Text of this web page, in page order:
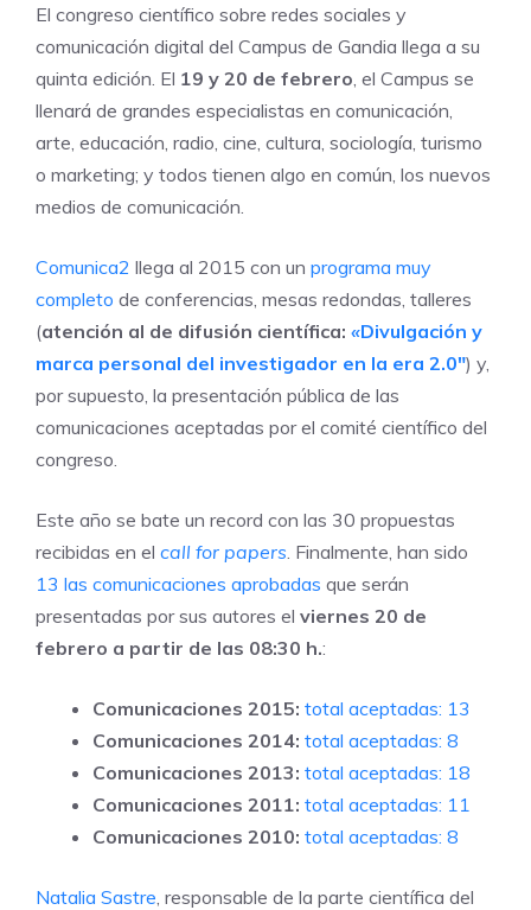
El congreso científico sobre redes sociales y
comunicación digital del Campus de Gandia llega a su
quinta edición. El 19 y 20 de febrero , el Campus se
llenará de grandes especialistas en comunicación,
arte, educación, radio, cine, cultura, sociología, turismo
o marketing; y todos tienen algo en común, los nuevos
medios de comunicación.
Comunica2 llega al 2015 con un programa muy
completo de conferencias, mesas redondas, talleres
(atención al de difusión científica: «Divulgación y
marca personal del investigador en la era 2.0″) y,
por supuesto, la presentación pública de las
comunicaciones aceptadas por el comité científico del
congreso.
Este año se bate un record con las 30 propuestas
recibidas en el call for papers . Finalmente, han sido
13 las comunicaciones aprobadas que serán
presentadas por sus autores el viernes 20 de
febrero a partir de las 08:30 h.:
Comunicaciones 2015: total aceptadas: 13
Comunicaciones 2014: total aceptadas: 8
Comunicaciones 2013: total aceptadas: 18
Comunicaciones 2011: total aceptadas: 11
Comunicaciones 2010: total aceptadas: 8
Natalia Sastre , responsable de la parte científica del